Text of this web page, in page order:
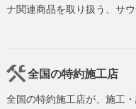
ナ関連商品を取り扱う、サ
全国の特約施工店
全国の特約施工店が、施工